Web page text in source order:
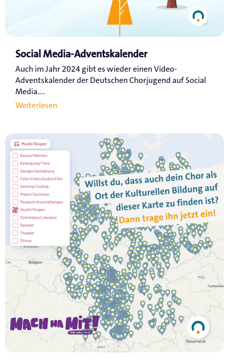
Social Media-Adventskalender
Auch im Jahr 2024 gibt es wieder einen Video-
Adventskalender der Deutschen Chorjugend auf Social
Media....
Weiterlesen